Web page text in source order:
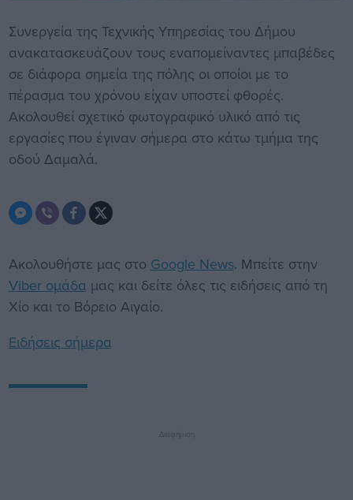
Συνεργεία της Τεχνικής Υπηρεσίας του Δήμου
ανακατασκευάζουν τους εναπομείναντες μπαβέδες
σε διάφορα σημεία της πόλης οι οποίοι με το
πέρασμα του χρόνου είχαν υποστεί φθορές.
Ακολουθεί σχετικό φωτογραφικό υλικό από τις
εργασίες που έγιναν σήμερα στο κάτω τμήμα της
οδού Δαμαλά.
Ακολουθήστε μας στο Google News. Μπείτε στην
Viber ομάδα μας και δείτε όλες τις ειδήσεις από τη
Χίο και το Βόρειο Αιγαίο.
Ειδήσεις σήμερα
Διαφήμιση